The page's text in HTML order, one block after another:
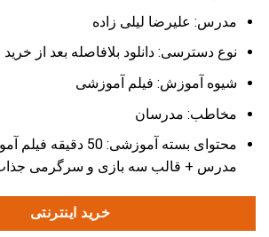
مدرس: علیرضا لیلی زاده
نوع دسترسی: دانلود بلافاصله بعد از خرید
شیوه آموزش: فیلم آموزشی
مخاطب: مدرسان
محتوای بسته آموزشی: 50
مدرس + قالب سه بازی و سرگرمی
خرید اینترنتی